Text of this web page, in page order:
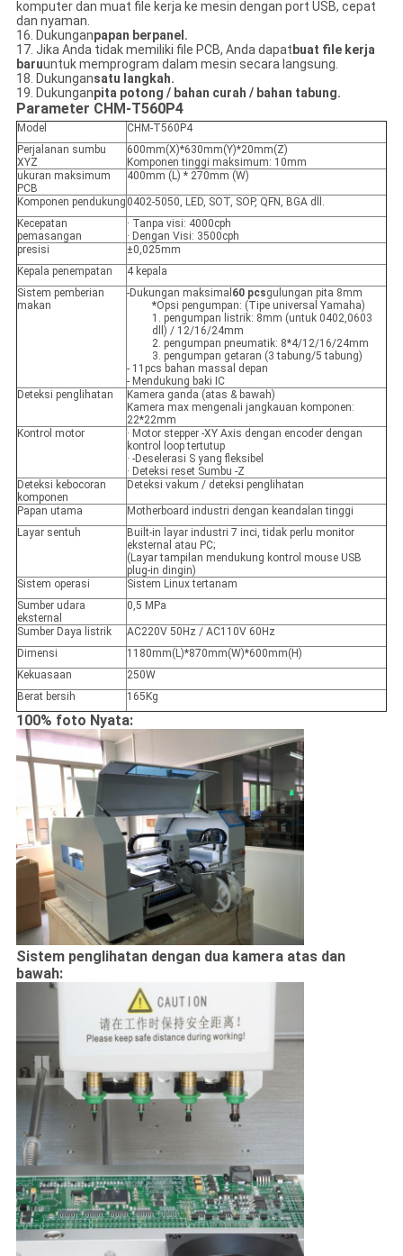
komputer dan muat file kerja ke mesin dengan port USB, cepat
dan nyaman.
16. Dukunganpapan berpanel.
17. Jika Anda tidak memiliki file PCB, Anda dapatbuat file kerja
baruuntuk memprogram dalam mesin secara langsung.
18. Dukungansatu langkah.
19. Dukunganpita potong / bahan curah / bahan tabung.
Parameter CHM-T560P4
Model
CHM-T560P4
Perjalanan sumbu
XYZ
600mm(X)*630mm(Y)*20mm(Z)
Komponen tinggi maksimum: 10mm
ukuran maksimum
PCB
400mm (L) * 270mm (W)
Komponen pendukung 0402-5050, LED, SOT, SOP, QFN, BGA dll.
Kecepatan
pemasangan
· Tanpa visi: 4000cph
· Dengan Visi: 3500cph
presisi
±0,025mm
Kepala penempatan
4 kepala
Sistem pemberian
makan
-Dukungan maksimal 60 pcsgulungan pita 8mm
*Opsi pengumpan: (Tipe universal Yamaha)
1. pengumpan listrik: 8mm (untuk 0402,0603
dll) / 12/16/24mm
2. pengumpan pneumatik: 8*4/12/16/24mm
3. pengumpan getaran (3 tabung/5 tabung)
- 11pcs bahan massal depan
- Mendukung baki IC
Deteksi penglihatan
Kamera ganda (atas & bawah)
Kamera max mengenali jangkauan komponen:
22*22mm
Kontrol motor
· Motor stepper -XY Axis dengan encoder dengan
kontrol loop tertutup
· -Deselerasi S yang fleksibel
· Deteksi reset Sumbu -Z
Deteksi kebocoran
komponen
Deteksi vakum / deteksi penglihatan
Papan utama
Motherboard industri dengan keandalan tinggi
Layar sentuh
Built-in layar industri 7 inci, tidak perlu monitor
eksternal atau PC;
(Layar tampilan mendukung kontrol mouse USB
plug-in dingin)
Sistem operasi
Sistem Linux tertanam
Sumber udara
eksternal
0,5 MPa
Sumber Daya listrik
AC220V 50Hz / AC110V 60Hz
Dimensi
1180mm(L)*870mm(W)*600mm(H)
Kekuasaan
250W
Berat bersih
165Kg
100% foto Nyata:
Sistem penglihatan dengan dua kamera atas dan
bawah: